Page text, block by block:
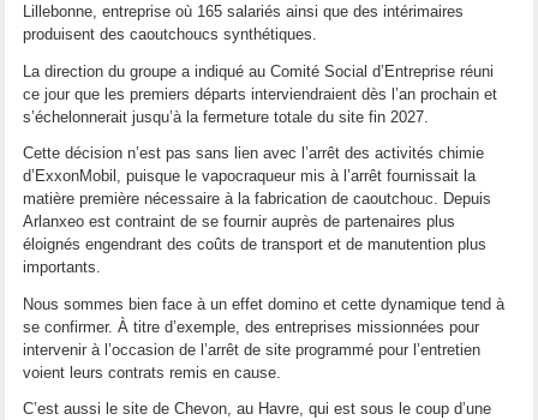
Lillebonne, entreprise où 165 salariés ainsi que des intérimaires
produisent des caoutchoucs synthétiques.
La direction du groupe a indiqué au Comité Social d’Entreprise réuni
ce jour que les premiers départs interviendraient dès l’an prochain et
s’échelonnerait jusqu’à la fermeture totale du site fin 2027.
Cette décision n’est pas sans lien avec l’arrêt des activités chimie
d’ExxonMobil, puisque le vapocraqueur mis à l’arrêt fournissait la
matière première nécessaire à la fabrication de caoutchouc. Depuis
Arlanxeo est contraint de se fournir auprès de partenaires plus
éloignés engendrant des coûts de transport et de manutention plus
importants.
Nous sommes bien face à un effet domino et cette dynamique tend à
se confirmer. À titre d’exemple, des entreprises missionnées pour
intervenir à l’occasion de l’arrêt de site programmé pour l’entretien
voient leurs contrats remis en cause.
C’est aussi le site de Chevon, au Havre, qui est sous le coup d’une